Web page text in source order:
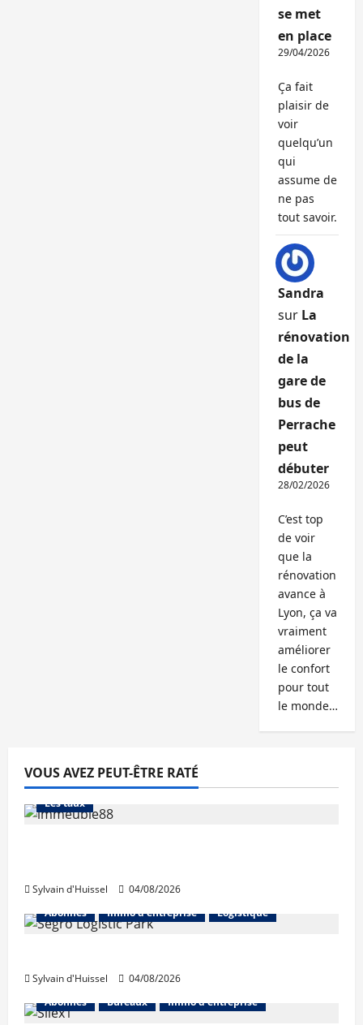
se met
en place
29/04/2026
Ça fait
plaisir de
voir
quelqu’un
qui
assume de
ne pas
tout savoir.
Sandra
sur La
rénovation
de la
gare de
bus de
Perrache
peut
débuter
28/02/2026
C’est top
de voir
que la
rénovation
avance à
Lyon, ça va
vraiment
améliorer
le confort
pour tout
le monde…
VOUS AVEZ PEUT-ÊTRE RATÉ
Abonnés Financement
L'avis des courtiers
Les taux
Sylvain d'Huissel
04/08/2026
Abonnés
Immo d'entreprise Logistique
Sylvain d'Huissel
04/08/2026
Abonnés
Bureaux Immo d'entreprise